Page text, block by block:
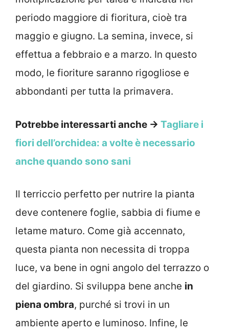
periodo maggiore di fioritura, cioè tra
maggio e giugno. La semina, invece, si
effettua a febbraio e a marzo. In questo
modo, le fioriture saranno rigogliose e
abbondanti per tutta la primavera.
Potrebbe interessarti anche → Tagliare i
fiori dell’orchidea: a volte è necessario
anche quando sono sani
Il terriccio perfetto per nutrire la pianta
deve contenere foglie, sabbia di fiume e
letame maturo. Come già accennato,
questa pianta non necessita di troppa
luce, va bene in ogni angolo del terrazzo o
del giardino. Si sviluppa bene anche in
piena ombra, purché si trovi in un
ambiente aperto e luminoso. Infine, le